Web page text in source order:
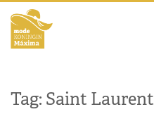
Tag: Saint Laurent